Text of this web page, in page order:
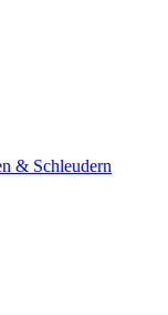
& Schleudern